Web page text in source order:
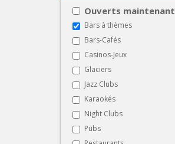
Ouverts maintenant
Bars à thèmes
Bars-Cafés
Casinos-Jeux
Glaciers
Jazz Clubs
Karaokés
Night Clubs
Pubs